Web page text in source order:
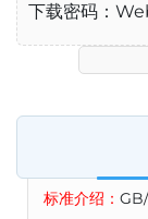
下载密码：
标准介绍：